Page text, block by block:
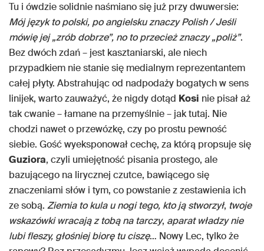
Tu i ówdzie solidnie naśmiano się już przy dwuwersie:
Mój język to polski, po angielsku znaczy Polish / Jeśli
mówię jej „zrób dobrze”, no to przecież znaczy „poliż”.
Bez dwóch zdań – jest kasztaniarski, ale niech
przypadkiem nie stanie się medialnym reprezentantem
całej płyty. Abstrahując od nadpodaży bogatych w sens
linijek, warto zauważyć, że nigdy dotąd Kosi nie pisał aż
tak cwanie – łamane na przemyślnie – jak tutaj. Nie
chodzi nawet o przewózkę, czy po prostu pewność
siebie. Gość wyeksponował cechę, za którą propsuje się
Guziora, czyli umiejętność pisania prostego, ale
bazującego na lirycznej czutce, bawiącego się
znaczeniami słów i tym, co powstanie z zestawienia ich
ze sobą. Ziemia to kula u nogi tego, kto ją stworzył, twoje
wskazówki wracają z tobą na tarczy, aparat władzy nie
lubi fleszy, głośniej biorę tu ciszę… Nowy Lec, tylko że